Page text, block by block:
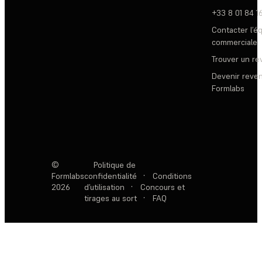
+33 8 01 84
Contacter
commerciale
Trouver un
Devenir
Formlabs
©
Formlabs
2026
Politique de
confidentialité
·
Conditions
d’utilisation
·
Concours et
tirages au sort
· FAQ